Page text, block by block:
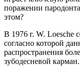
поражении
этом?
В 1976 г. W. Loesche
согласно которой
распространения
зубодесневой карман.